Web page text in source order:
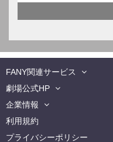
FANY関連サービス
劇場公式HP
企業情報
利用規約
プライバシーポリシー